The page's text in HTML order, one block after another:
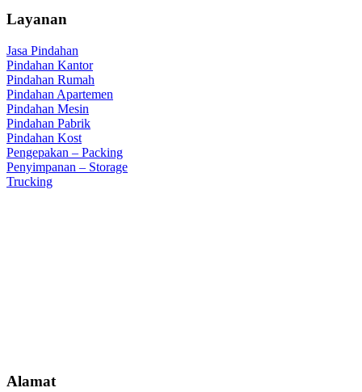
Layanan
Jasa Pindahan
Pindahan Kantor
Pindahan Rumah
Pindahan Apartemen
Pindahan Mesin
Pindahan Pabrik
Pindahan Kost
Pengepakan – Packing
Penyimpanan – Storage
Trucking
Alamat